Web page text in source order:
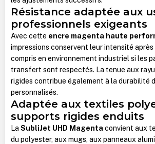
Résistance adaptée aux
professionnels exigeants
Avec cette encre magenta haute
impressions conservent leur intensité
compris en environnement industriel si les
transfert sont respectés. La tenue aux
rigides contribue également à la durabilité
personnalisés.
Adaptée aux textiles
supports rigides enduits
La SubliJet UHD Magenta convient aux
du polyester, aux mugs, aux panneaux